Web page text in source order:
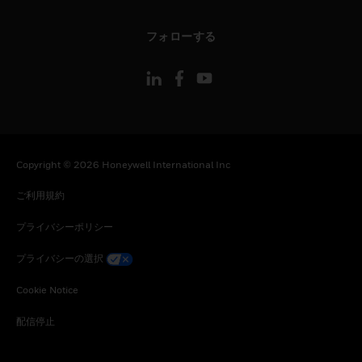
フォローする
Copyright © 2026 Honeywell International Inc
ご利用規約
プライバシーポリシー
プライバシーの選択
Cookie Notice
配信停止